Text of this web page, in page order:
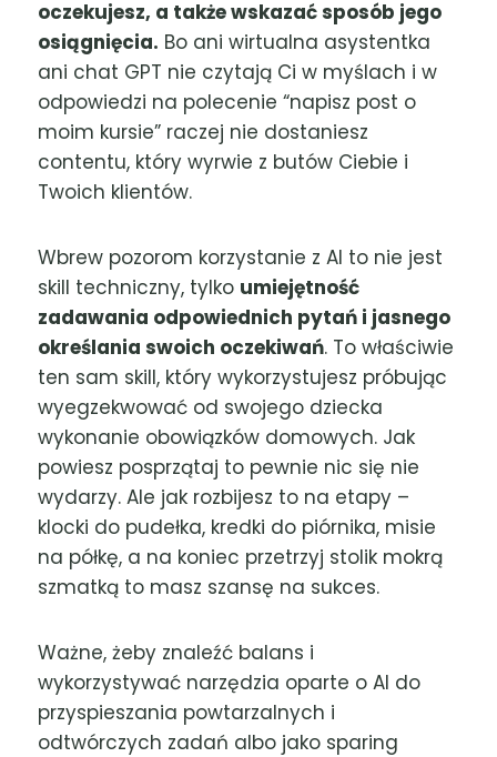
oczekujesz, a także wskazać sposób jego
osiągnięcia. Bo ani wirtualna asystentka
ani chat GPT nie czytają Ci w myślach i w
odpowiedzi na polecenie “napisz post o
moim kursie” raczej nie dostaniesz
contentu, który wyrwie z butów Ciebie i
Twoich klientów.
Wbrew pozorom korzystanie z AI to nie jest
skill techniczny, tylko umiejętność
zadawania odpowiednich pytań i jasnego
określania swoich oczekiwań. To właściwie
ten sam skill, który wykorzystujesz próbując
wyegzekwować od swojego dziecka
wykonanie obowiązków domowych. Jak
powiesz posprzątaj to pewnie nic się nie
wydarzy. Ale jak rozbijesz to na etapy –
klocki do pudełka, kredki do piórnika, misie
na półkę, a na koniec przetrzyj stolik mokrą
szmatką to masz szansę na sukces.
Ważne, żeby znaleźć balans i
wykorzystywać narzędzia oparte o AI do
przyspieszania powtarzalnych i
odtwórczych zadań albo jako sparing